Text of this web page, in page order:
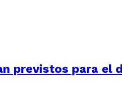
previstos para el